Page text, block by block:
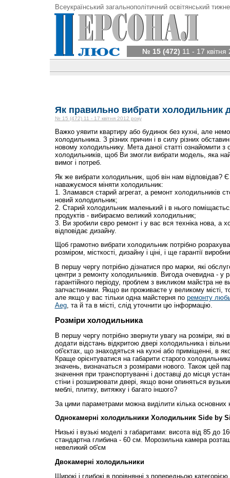
Всеукраїнський загальнополітичний освітянський
№ 15 (472) 11 - 17 квітня
Як правильно вибрати холодильник
№ 15 (472) 11 - 17 квітня 2012 року
Важко уявити квартиру або будинок без кухні, але
холодильника. З різних причин і в силу різних
новому холодильнику. Мета даної статті ознайомити
холодильників, щоб Ви змогли вибрати модель, яка
вимог і потреб.
Як же вибрати холодильник, щоб він нам відповідав?
наважуємося міняти холодильник:
1. Зламався старий агрегат, а ремонт холодильників
новий холодильник;
2. Старий холодильник маленький і в нього
продуктів - вибираємо великий холодильник;
3. Ви зробили євро ремонт і у вас вся техніка нова, а
відповідає дизайну.
Щоб грамотно вибрати холодильник потрібно
розміром, місткості, дизайну і ціні, і ще гарантії
В першу чергу потрібно дізнатися про марки, які
центри з ремонту холодильників. Вигода очевидна - у
гарантійного періоду, проблем з викликом майстра не
запчастинами. Якщо ви проживаєте у великому місті,
але якщо у вас тільки одна майстерня по ремонту
Aeg, та й та в місті, слід уточнити цю інформацію.
Розміри холодильника
В першу чергу потрібно звернути увагу на розміри, які
додати відстань відкритою двері холодильника і
об'єктах, що знаходяться на кухні або приміщенні, в
Краще орієнтуватися на габарити старого
значень, визначаться з розмірами нового. Також цей
значення при транспортуванні і доставці до місця
стіни і розширювати двері, якщо вони опиняться
меблі, плитку, витяжку і багато іншого?
За цими параметрами можна виділити кілька основних
Однокамерні холодильники Холодильник Side by
Низькі і вузькі моделі з габаритами: висота від 85 до
стандартна глибина - 60 см. Морозильна камера
невеликий об'єм
Двокамерні холодильники
Широкі і глибокі в порівнянні з попередньою